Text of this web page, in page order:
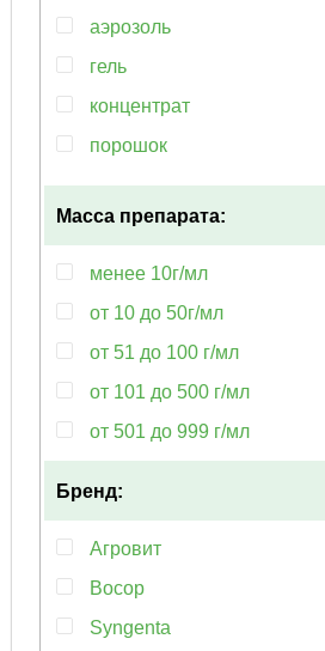
аэрозоль
гель
концентрат
порошок
спрей
водорастворимое
Масса препарата:
менее 10г/мл
от 10 до 50г/мл
от 51 до 100 г/мл
от 101 до 500 г/мл
от 501 до 999 г/мл
Бренд:
Агровит
Восор
Syngenta